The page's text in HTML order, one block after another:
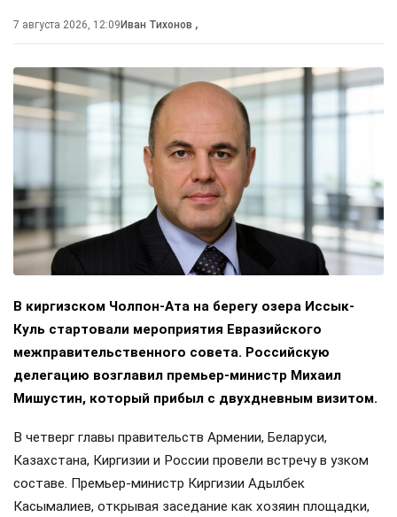
7 августа 2026, 12:09 Иван Тихонов ,
В киргизском Чолпон-Ата на берегу озера Иссык-
Куль стартовали мероприятия Евразийского
межправительственного совета. Российскую
делегацию возглавил премьер-министр Михаил
Мишустин, который прибыл с двухдневным визитом.
В четверг главы правительств Армении, Беларуси,
Казахстана, Киргизии и России провели встречу в узком
составе. Премьер-министр Киргизии Адылбек
Касымалиев, открывая заседание как хозяин площадки,